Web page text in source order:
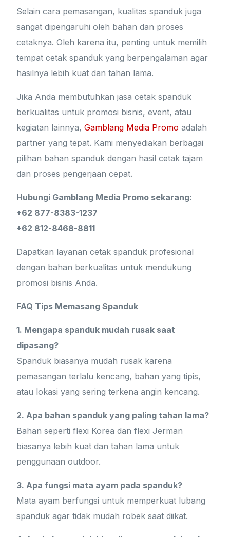
Selain cara pemasangan, kualitas spanduk juga
sangat dipengaruhi oleh bahan dan proses
cetaknya. Oleh karena itu, penting untuk memilih
tempat cetak spanduk yang berpengalaman agar
hasilnya lebih kuat dan tahan lama.
Jika Anda membutuhkan jasa cetak spanduk
berkualitas untuk promosi bisnis, event, atau
kegiatan lainnya,Gamblang Media Promo adalah
partner yang tepat. Kami menyediakan berbagai
pilihan bahan spanduk dengan hasil cetak tajam
dan proses pengerjaan cepat.
Hubungi Gamblang Media Promo sekarang:
+62 877-8383-1237
+62 812-8468-8811
Dapatkan layanan cetak spanduk profesional
dengan bahan berkualitas untuk mendukung
promosi bisnis Anda.
FAQ Tips Memasang Spanduk
1. Mengapa spanduk mudah rusak saat
dipasang?
Spanduk biasanya mudah rusak karena
pemasangan terlalu kencang, bahan yang tipis,
atau lokasi yang sering terkena angin kencang.
2. Apa bahan spanduk yang paling tahan lama?
Bahan seperti flexi Korea dan flexi Jerman
biasanya lebih kuat dan tahan lama untuk
penggunaan outdoor.
3. Apa fungsi mata ayam pada spanduk?
Mata ayam berfungsi untuk memperkuat lubang
spanduk agar tidak mudah robek saat diikat.